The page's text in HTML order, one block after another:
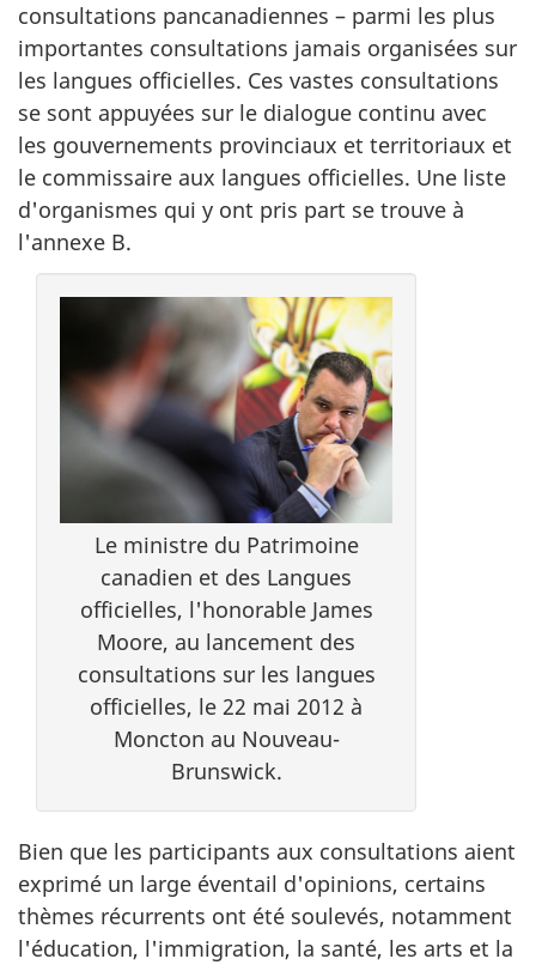
consultations pancanadiennes – parmi les plus
importantes consultations jamais organisées sur
les langues officielles. Ces vastes consultations
se sont appuyées sur le dialogue continu avec
les gouvernements provinciaux et territoriaux et
le commissaire aux langues officielles. Une liste
d'organismes qui y ont pris part se trouve à
l'annexe B.
Le ministre du Patrimoine
canadien et des Langues
officielles, l'honorable James
Moore, au lancement des
consultations sur les langues
officielles, le 22 mai 2012 à
Moncton au Nouveau-
Brunswick.
Bien que les participants aux consultations aient
exprimé un large éventail d'opinions, certains
thèmes récurrents ont été soulevés, notamment
l'éducation, l'immigration, la santé, les arts et la